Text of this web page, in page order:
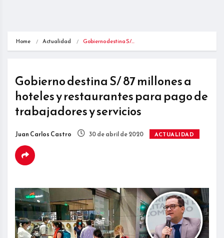
Home Actualidad Gobierno destina S/…
Gobierno destina S/ 87 millones a
hoteles y restaurantes para pago de
trabajadores y servicios
Juan Carlos Castro 30 de abril de 2020 ACTUALIDAD